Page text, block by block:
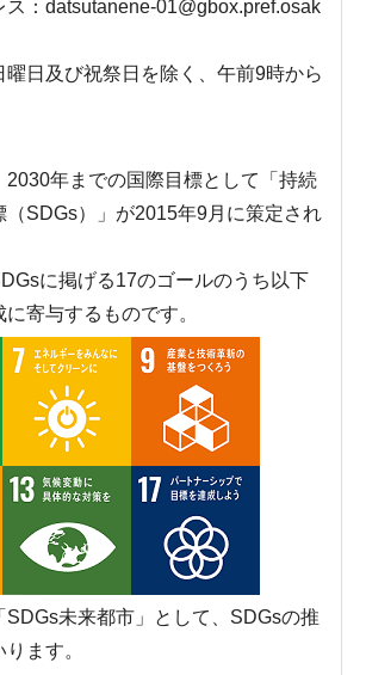
：datsutanene-01@gbox.pref.osak
日及び祝祭日を除く、午前9時から
年までの国際目標として「持続
（SDGs）」が2015年9月に策定され
に掲げる17のゴールのうち以下
寄与するものです。
未来都市」として、SDGsの推
ます。